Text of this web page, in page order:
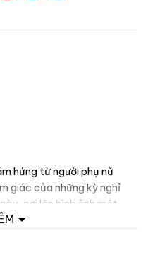
hứng từ người phụ nữ
giác của những kỳ nghỉ
gợi lên hình ảnh một
dàng và đầy cuốn hút.
Montblanc Signature